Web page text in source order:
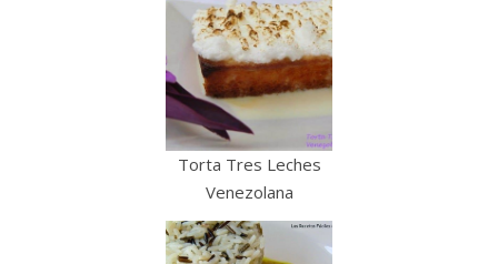
Torta Tres Leches
Venezolana